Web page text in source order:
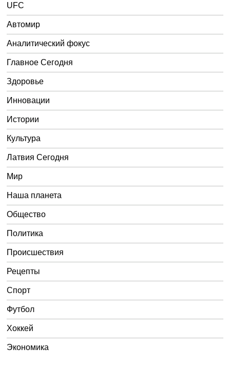
UFC
Автомир
Аналитический фокус
Главное Сегодня
Здоровье
Инновации
Истории
Культура
Латвия Сегодня
Мир
Наша планета
Общество
Политика
Происшествия
Рецепты
Спорт
Футбол
Хоккей
Экономика